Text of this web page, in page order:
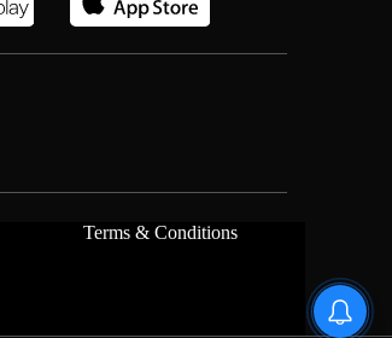
Terms & Conditions